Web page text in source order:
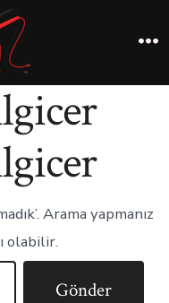
Arama yapmanız
olabilir.
Gönder